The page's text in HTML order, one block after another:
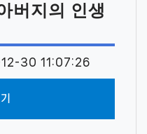
버지의 인생
12-30 11:07:26